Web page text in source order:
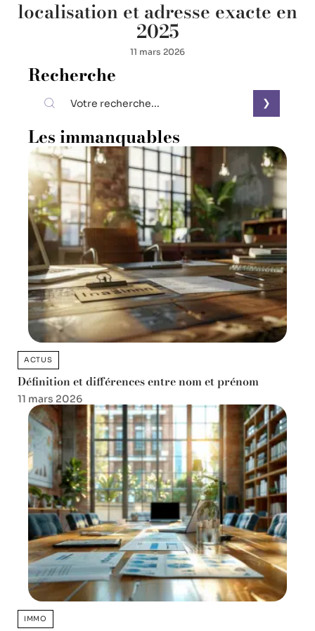
localisation et adresse exacte en
2025
11 mars 2026
Recherche
Les immanquables
ACTUS
Définition et différences entre nom et prénom
11 mars 2026
IMMO